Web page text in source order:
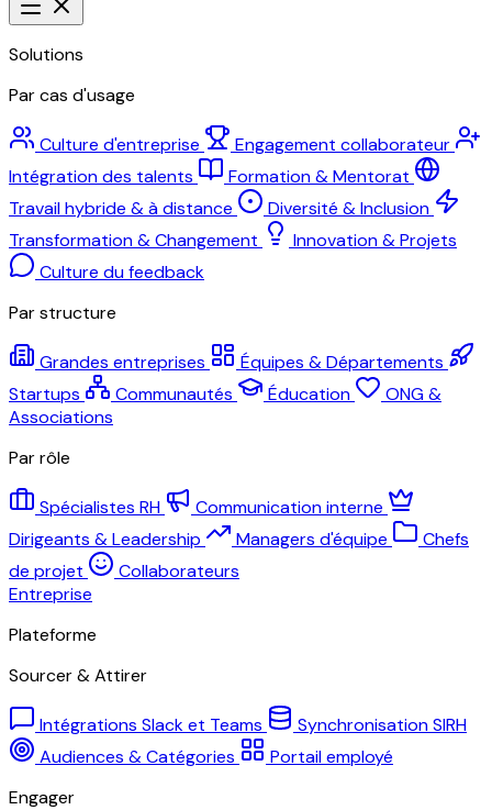
Solutions
Par cas d'usage
Culture d'entreprise
Engagement collaborateur
Intégration des talents
Formation & Mentorat
Travail hybride & à distance
Diversité & Inclusion
Transformation & Changement
Innovation & Projets
Culture du feedback
Par structure
Grandes entreprises
Équipes & Départements
Startups
Communautés Éducation
ONG &
Associations
Par rôle
Spécialistes RH
Communication interne
Dirigeants & Leadership
Managers d'équipe
Chefs
de projet
Collaborateurs
Entreprise
Plateforme
Sourcer & Attirer
Intégrations Slack et Teams
Synchronisation SIRH
Audiences & Catégories
Portail employé
Engager